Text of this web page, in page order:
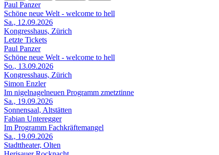
Paul Panzer
Schöne neue Welt - welcome to hell
Sa., 12.09.2026
Kongresshaus, Zürich
Letzte Tickets
Paul Panzer
Schöne neue Welt - welcome to hell
So., 13.09.2026
Kongresshaus, Zürich
Simon Enzler
Im nigelnagelneuen Programm zmetztinne
Sa., 19.09.2026
Sonnensaal, Altstätten
Fabian Unteregger
Im Programm Fachkräftemangel
Sa., 19.09.2026
Stadttheater, Olten